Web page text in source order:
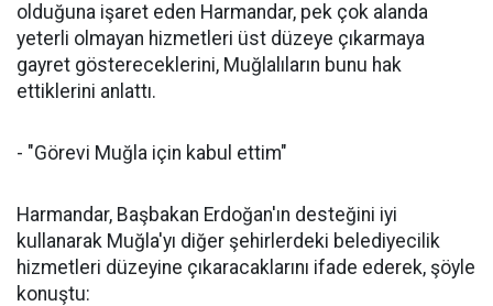
olduğuna işaret eden Harmandar, pek çok alanda
yeterli olmayan hizmetleri üst düzeye çıkarmaya
gayret göstereceklerini, Muğlalıların bunu hak
ettiklerini anlattı.
- "Görevi Muğla için kabul ettim"
Harmandar, Başbakan Erdoğan'ın desteğini iyi
kullanarak Muğla'yı diğer şehirlerdeki belediyecilik
hizmetleri düzeyine çıkaracaklarını ifade ederek, şöyle
konuştu: